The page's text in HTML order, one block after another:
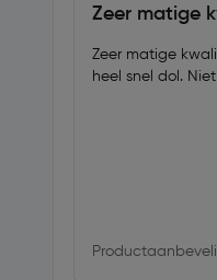
Zeer matige
Zeer matige
heel snel dol.